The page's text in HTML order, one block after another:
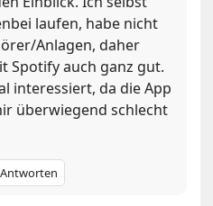
laufen, habe nicht
Anlagen, daher
Spotify auch ganz gut.
interessiert, da die App
überwiegend schlecht
Antworten